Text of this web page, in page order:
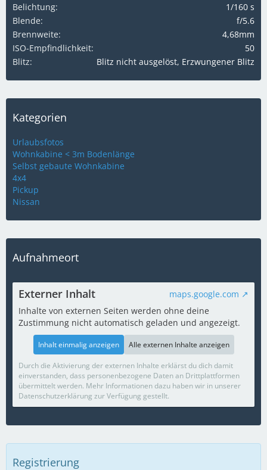
Belichtung
1/160 s
Blende
f/5.6
Brennweite
4,68mm
ISO-Empfindlichkeit
50
Blitz
Blitz nicht ausgelöst, Erzwungener Blitz
Kategorien
Urlaubsfotos
Wohnkabine < 3m Bodenlänge
Selbst gebaute Wohnkabine
4x4
Pickup
Nissan
Aufnahmeort
Externer Inhalt
maps.google.com
Inhalte von externen Seiten werden ohne deine
Zustimmung nicht automatisch geladen und angezeigt.
Inhalt einmalig anzeigen Alle externen Inhalte anzeigen
Durch die Aktivierung der externen Inhalte erklärst du dich damit
einverstanden, dass personenbezogene Daten an Drittplattformen
übermittelt werden. Mehr Informationen dazu haben wir in unserer
Datenschutzerklärung zur Verfügung gestellt.
Registrierung